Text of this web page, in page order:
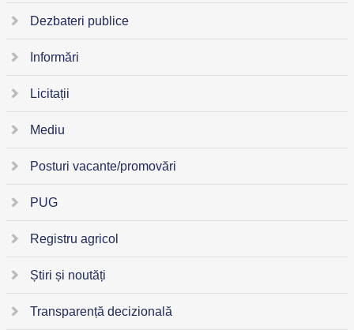
Dezbateri publice
Informări
Licitații
Mediu
Posturi vacante/promovări
PUG
Registru agricol
Știri și noutăți
Transparență decizională